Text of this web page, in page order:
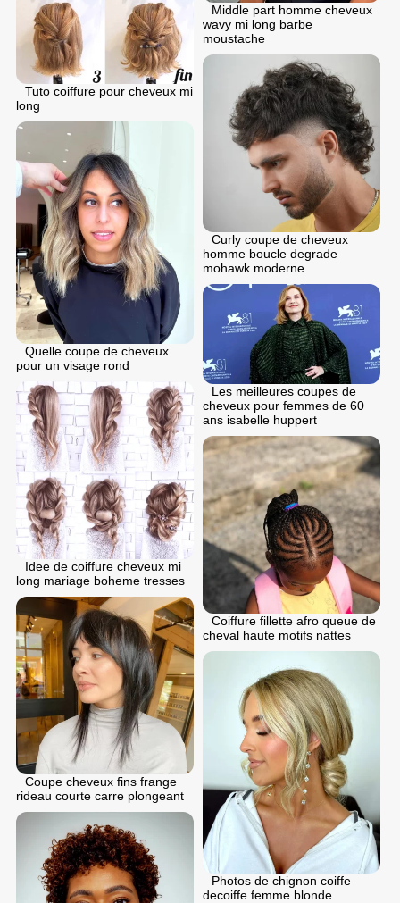
Middle part homme cheveux
wavy mi long barbe
moustache
Tuto coiffure pour cheveux mi
long
Curly coupe de cheveux
homme boucle degrade
mohawk moderne
Quelle coupe de cheveux
pour un visage rond
Les meilleures coupes de
cheveux pour femmes de 60
ans isabelle huppert
Idee de coiffure cheveux mi
long mariage boheme tresses
Coiffure fillette afro queue de
cheval haute motifs nattes
Coupe cheveux fins frange
rideau courte carre plongeant
Photos de chignon coiffe
decoiffe femme blonde